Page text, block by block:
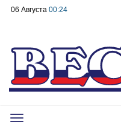
06 Августа 00:24
Toggle